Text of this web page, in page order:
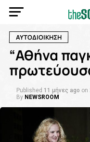
ΑΥΤΟΔΙΟΙΚΗΣΗ
“Αθήνα
Published 11 μήνες ago on
By NEWSROOM